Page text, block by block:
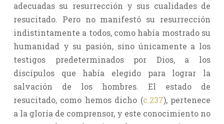
adecuadas su resurrección y sus cualidades de
resucitado. Pero no manifestó su resurrección
indistintamente a todos, como había mostrado su
humanidad y su pasión, sino únicamente a los
testigos predeterminados por Dios, a los
discípulos que había elegido para lograr la
salvación de los hombres. El estado de
resucitado, como hemos dicho (c.237), pertenece
a la gloría de comprensor, y este conocimiento no